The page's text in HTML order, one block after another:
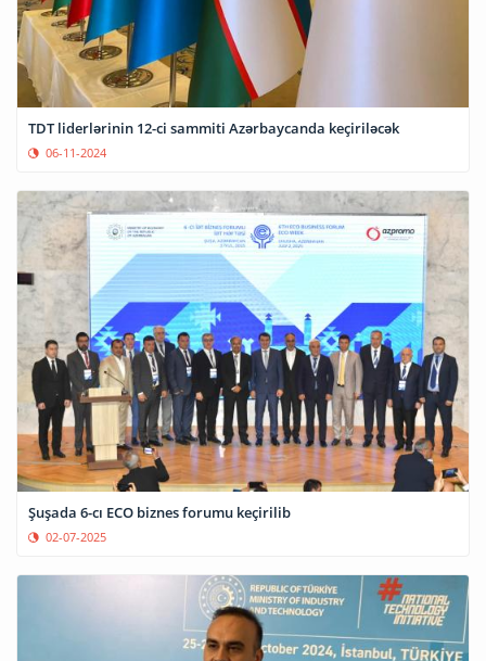
TDT liderlərinin 12-ci sammiti Azərbaycanda keçiriləcək
06-11-2024
Şuşada 6-cı ECO biznes forumu keçirilib
02-07-2025